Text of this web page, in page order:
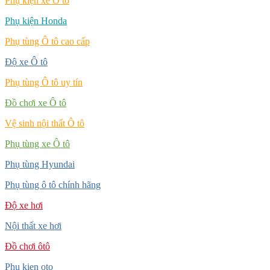
Phụ kiện Honda
Phụ tùng Ô tô cao cấp
Độ xe Ô tô
Phụ tùng Ô tô uy tín
Đồ chơi xe Ô tô
Vệ sinh nội thất Ô tô
Phụ tùng xe Ô tô
Phụ tùng Hyundai
Phụ tùng ô tô chính hãng
Độ xe hơi
Nội thất xe hơi
Đồ chơi ôtô
Phu kien oto